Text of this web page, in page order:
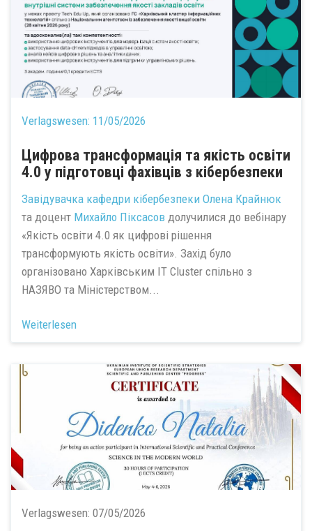
Verlagswesen: 11/05/2026
Цифрова трансформація та якість освіти
4.0 у підготовці фахівців з кібербезпеки
Завідувачка кафедри кібербезпеки Олена Крайнюк
та доцент Михайло Піксасов долучилися до вебінару
«Якість освіти 4.0 як цифрові рішення
трансформують якість освіти». Захід було
організовано Харківським IT Cluster спільно з
НАЗЯВО та Міністерством...
Weiterlesen
Verlagswesen: 07/05/2026